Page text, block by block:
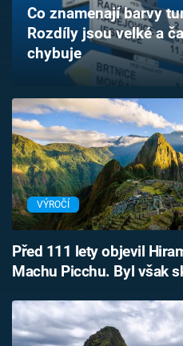
Časopis
Sledujte prima+
Přihlášení
Sledujte nás
Co znamenají barvy
Rozdíly jsou velké a
chybuje
VÝROČÍ
Před 111 lety objevil
Machu Picchu. Byl však